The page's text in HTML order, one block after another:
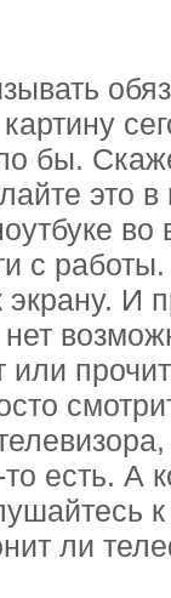
бы.
это
с
И
то есть. А
ли